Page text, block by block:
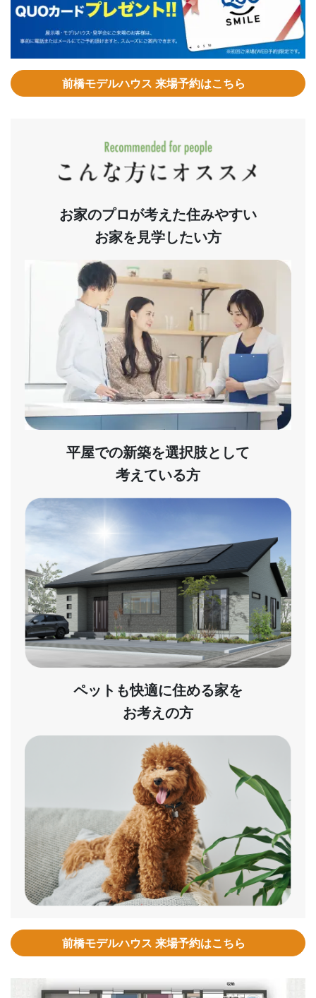
前橋モデルハウス 来場予約はこちら
お家のプロが考えた住みやすい
お家を見学したい方
平屋での新築を選択肢として
考えている方
ペットも快適に住める家を
お考えの方
前橋モデルハウス 来場予約はこちら